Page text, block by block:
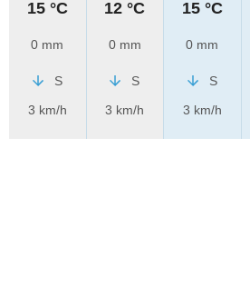
15 °C
0 mm
S
3 km/h
12 °C
0 mm
S
3 km/h
15 °C
0 mm
S
3 km/h